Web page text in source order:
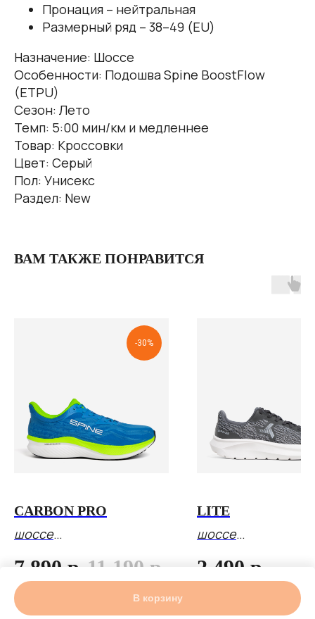
В корзину
Пронация – нейтральная
Размерный ряд – 38–49 (EU)
Назначение: Шоссе
Особенности: Подошва Spine BoostFlow
(ETPU)
Сезон: Лето
Темп: 5:00 мин/км и медленнее
Товар: Кроссовки
Цвет: Серый
Пол: Унисекс
Раздел: New
ВАМ ТАКЖЕ ПОНРАВИТСЯ
-30%
CARBON PRO
шоссе
7 890 р. 11 190 р.
LITE
шоссе
2 490 р.